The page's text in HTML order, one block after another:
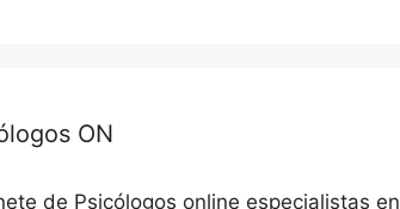
ON
de Psicólogos online especialistas en